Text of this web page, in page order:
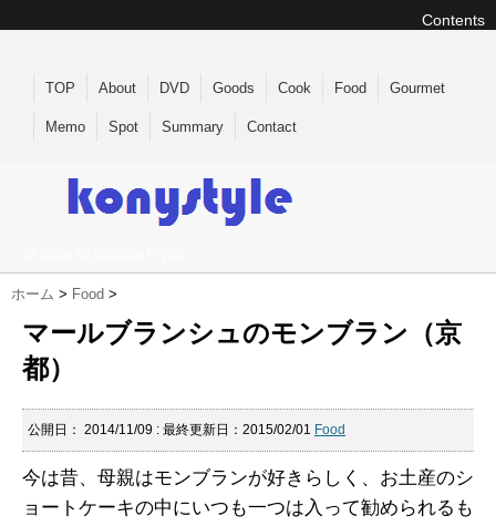
Contents
TOP About DVD Goods Cook Food Gourmet
Memo Spot Summary Contact
ホーム > Food >
マールブランシュのモンブラン（京
都）
公開日： 2014/11/09 : 最終更新日：2015/02/01 Food
今は昔、母親はモンブランが好きらしく、お土産のシ
ョートケーキの中にいつも一つは入って勧められるも